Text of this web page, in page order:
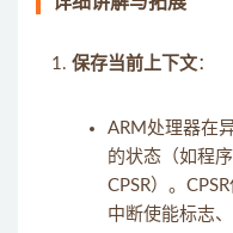
保存当前上下文：
ARM处理器在
的状态（如程
CPSR）。
中断使能标志